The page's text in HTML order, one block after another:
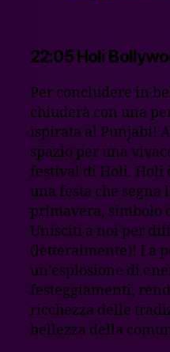
22:05 Holi
Per concludere in
chiuderà con una
ispirata al Punjabi!
spazio per una
festival di Holi. Holi
una festa che segna
primavera, simbolo
Unisciti a noi per
(letteralmente)! La
un’esplosione di
festeggiamenti,
ricchezza delle
bellezza della